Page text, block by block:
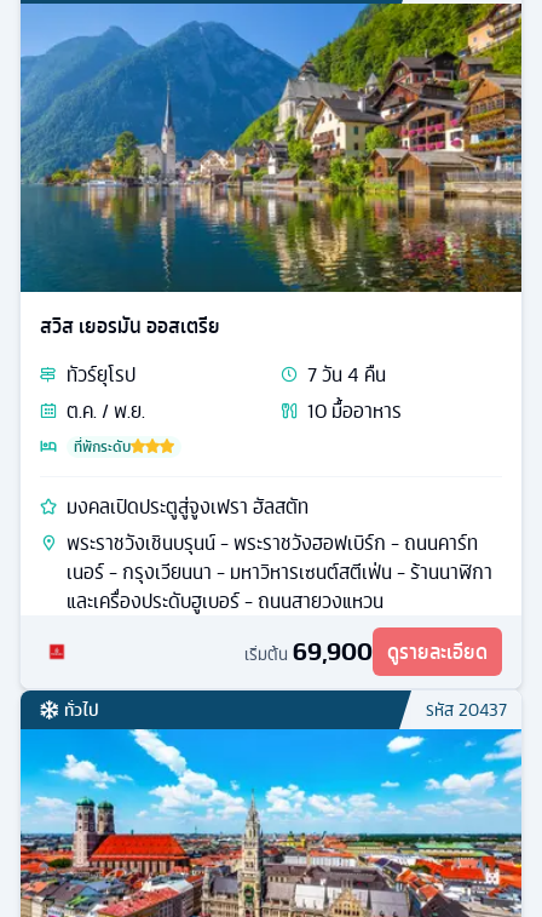
สวิส เยอรมัน ออสเตรีย
ทัวร์ยุโรป 7วัน4 คืน
ต.ค. / พ.ย.
10มื้ออาหาร
ที่พักระดับ
มงคลเปิดประตูสู่จูงเฟรา ฮัลสตัท
พระราชวังเชินบรุนน์ - พระราชวังฮอฟเบิร์ก - ถนนคาร์ท
เนอร์ - กรุงเวียนนา - มหาวิหารเซนต์สตีเฟ่น - ร้านนาฬิกา
และเครื่องประดับฮูเบอร์ - ถนนสายวงแหวน
เริ่มต้น 69,900 ดูรายละเอียด
ทั่วไป รหัส20437